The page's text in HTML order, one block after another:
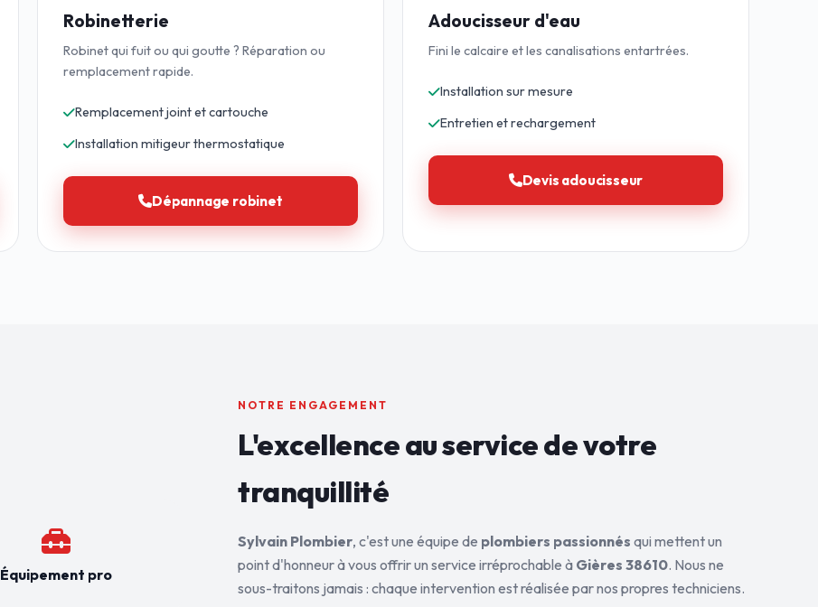
Robinetterie
Robinet qui fuit ou qui goutte ? Réparation ou
remplacement rapide.
Remplacement joint et cartouche
Installation mitigeur thermostatique
Dépannage robinet
Adoucisseur d'eau
Fini le calcaire et les canalisations entartrées.
Installation sur mesure
Entretien et rechargement
Devis adoucisseur
Équipement pro
NOTRE ENGAGEMENT
L'excellence au service devotre
tranquillité
Sylvain Plombier, c'est une équipe de plombiers passionnés qui mettent un
point d'honneur à vous offrir un service irréprochable à Gières 38610. Nous ne
sous-traitons jamais : chaque intervention est réalisée par nos propres techniciens.